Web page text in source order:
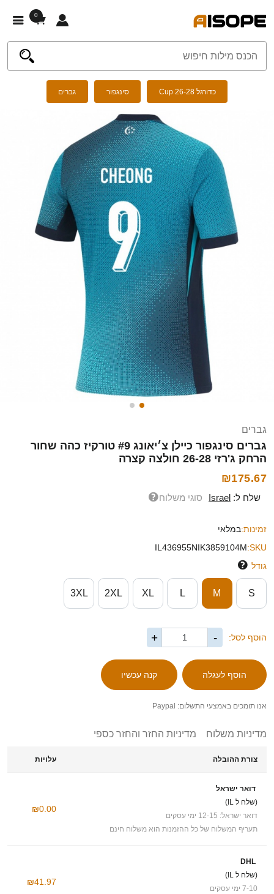
0
כדורגל Cup 26-28 סינגפור גברים
גברים
גברים סינגפור כיילן צ׳יאונג #9 טורקיז כהה שחור
הרחק ג'רזי 26-28 חולצה קצרה
₪175.67
שלח ל: Israel סוגי משלוח
זמינות:במלאי
SKU:
IL436955NIK3859104M
גודל
S
M
L
XL
2XL
3XL
הוסף לסל: -
+
אנו תומכים באמצעי התשלום: Paypal
מדיניות משלוח מדיניות החזר והחזר כספי
צורת ההובלה עלויות
דואר ישראל
(שלח ל IL)
דואר ישראל: 12-15 ימי עסקים
תעריף המשלוח של כל ההזמנות הוא משלוח חינם
₪0.00
DHL
(שלח ל IL)
7-10 ימי עסקים
₪41.97